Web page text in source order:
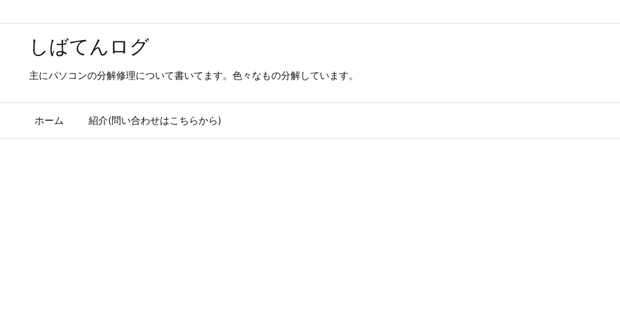
しばてんログ
主にパソコンの分解修理について書いてます。色々なもの分解しています。
ホーム 紹介(問い合わせはこちらから)